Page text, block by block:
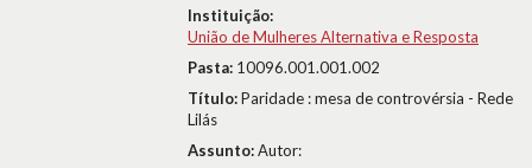
Instituição:
União de Mulheres Alternativa e Resposta
Pasta: 10096.001.001.002
Título:Paridade : mesa de controvérsia - Rede
Lilás
Assunto:Autor: